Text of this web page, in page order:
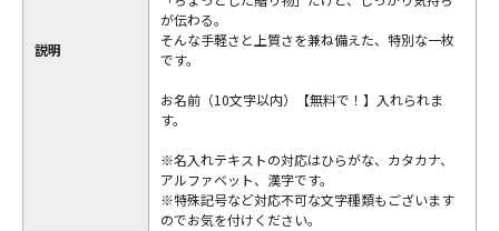
説明
が伝わる。
そんな手軽さと上質さを兼ね備えた、特別な一枚
です。
お名前（10文字以内）【無料で！】入れられま
す。
※名入れテキストの対応はひらがな、カタカナ、
アルファベット、漢字です。
※特殊記号など対応不可な文字種類もございます
のでお気を付けください。